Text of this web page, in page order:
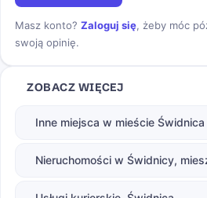
Masz konto? Zaloguj się, żeby móc
swoją opinię.
ZOBACZ WIĘCEJ
Inne miejsca w mieście Świdnica
Nieruchomości w Świdnicy,